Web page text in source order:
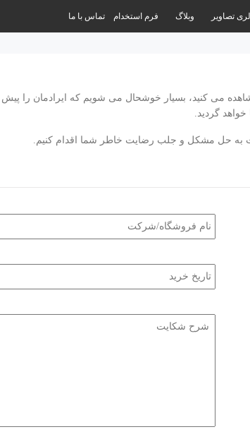
تصاویر وبلاگ فرم استخدام تماس با ما
می کنید، بسیار خوشحال می شویم که ایرادمان را
گردید.
به حل مشکل و جلب رضایت خاطر شما اقدام کنیم.